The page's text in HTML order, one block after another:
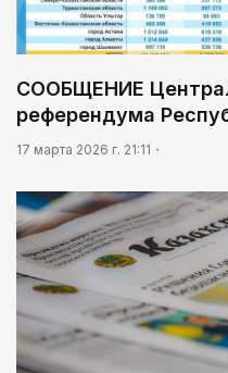
анонсировали
08:46
Почти 3 млрд тенге
выделили на
кассовым фильмом
СООБЩЕНИЕ
референдума
17 марта 2026 г. 21:11